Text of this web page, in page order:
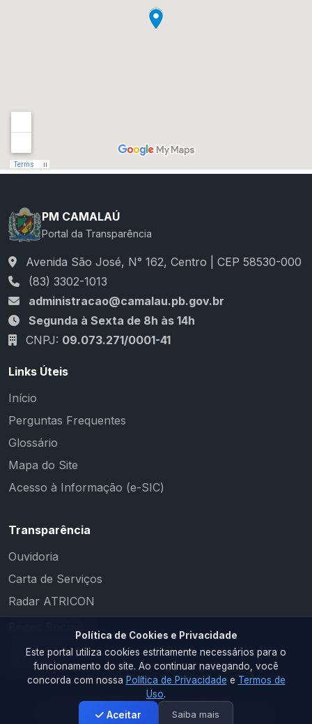
PM CAMALAÚ
Portal da Transparência
Avenida São José, N° 162, Centro | CEP 58530-000
(83) 3302-1013
administracao@camalau.pb.gov.br
Segunda à Sexta de 8h às 14h
CNPJ: 09.073.271/0001-41
Links Úteis
Início
Perguntas Frequentes
Glossário
Mapa do Site
Acesso à Informação (e-SIC)
Transparência
Ouvidoria
Carta de Serviços
Radar ATRICON
2026 © PM CAMALAÚ. Todos os direitos reservados.
Política de Cookies e Privacidade
Este portal utiliza cookies estritamente necessários para o
funcionamento do site. Ao continuar navegando, você
concorda com nossa Política de Privacidade e Termos de
Uso.
Aceitar
Saiba mais